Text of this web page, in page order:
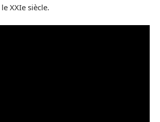
XXIe siècle.